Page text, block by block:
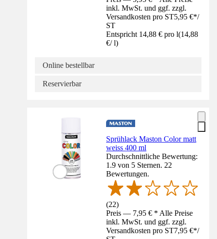
inkl. MwSt. und ggf. zzgl.
Versandkosten pro ST5,95 €*/
ST
Entspricht 14,88 € pro l(14,88
€/ l)
Online bestellbar
Reservierbar
Sprühlack Maston Color matt
weiss 400 ml
Durchschnittliche Bewertung:
1.9 von 5 Sternen. 22
Bewertungen.
(22)
Preis — 7,95 € * Alle Preise
inkl. MwSt. und ggf. zzgl.
Versandkosten pro ST7,95 €*/